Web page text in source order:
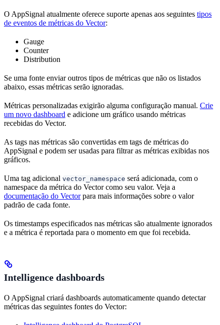
O AppSignal atualmente oferece suporte apenas aos seguintes tipos
de eventos de métricas do Vector:
Gauge
Counter
Distribution
Se uma fonte enviar outros tipos de métricas que não os listados
abaixo, essas métricas serão ignoradas.
Métricas personalizadas exigirão alguma configuração manual. Crie
um novo dashboard e adicione um gráfico usando métricas
recebidas do Vector.
As tags nas métricas são convertidas em tags de métricas do
AppSignal e podem ser usadas para filtrar as métricas exibidas nos
gráficos.
Uma tag adicional vector_namespace será adicionada, com o
namespace da métrica do Vector como seu valor. Veja a
documentação do Vectorpara mais informações sobre o valor
padrão de cada fonte.
Os timestamps especificados nas métricas são atualmente ignorados
e a métrica é reportada para o momento em que foi recebida.
Intelligence dashboards
O AppSignal criará dashboards automaticamente quando detectar
métricas das seguintes fontes do Vector: